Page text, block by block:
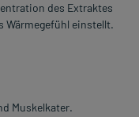
des Extraktes
Wärmegefühl einstellt.
Muskelkater.